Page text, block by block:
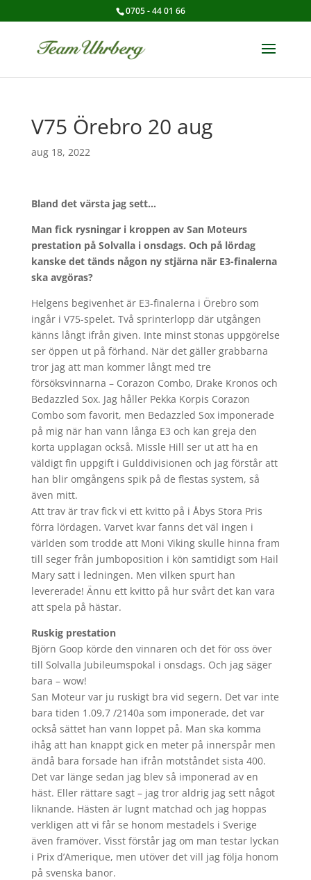
0705 - 44 01 66
V75 Örebro 20 aug
aug 18, 2022
Bland det värsta jag sett…
Man fick rysningar i kroppen av San Moteurs
prestation på Solvalla i onsdags. Och på lördag
kanske det tänds någon ny stjärna när E3-finalerna
ska avgöras?
Helgens begivenhet är E3-finalerna i Örebro som
ingår i V75-spelet. Två sprinterlopp där utgången
känns långt ifrån given. Inte minst stonas uppgörelse
ser öppen ut på förhand. När det gäller grabbarna
tror jag att man kommer långt med tre
försöksvinnarna – Corazon Combo, Drake Kronos och
Bedazzled Sox. Jag håller Pekka Korpis Corazon
Combo som favorit, men Bedazzled Sox imponerade
på mig när han vann långa E3 och kan greja den
korta upplagan också. Missle Hill ser ut att ha en
väldigt fin uppgift i Gulddivisionen och jag förstår att
han blir omgångens spik på de flestas system, så
även mitt.
Att trav är trav fick vi ett kvitto på i Åbys Stora Pris
förra lördagen. Varvet kvar fanns det väl ingen i
världen som trodde att Moni Viking skulle hinna fram
till seger från jumboposition i kön samtidigt som Hail
Mary satt i ledningen. Men vilken spurt han
levererade! Ännu ett kvitto på hur svårt det kan vara
att spela på hästar.
Ruskig prestation
Björn Goop körde den vinnaren och det för oss över
till Solvalla Jubileumspokal i onsdags. Och jag säger
bara – wow!
San Moteur var ju ruskigt bra vid segern. Det var inte
bara tiden 1.09,7 /2140a som imponerade, det var
också sättet han vann loppet på. Man ska komma
ihåg att han knappt gick en meter på innerspår men
ändå bara forsade han ifrån motståndet sista 400.
Det var länge sedan jag blev så imponerad av en
häst. Eller rättare sagt – jag tror aldrig jag sett något
liknande. Hästen är lugnt matchad och jag hoppas
verkligen att vi får se honom mestadels i Sverige
även framöver. Visst förstår jag om man testar lyckan
i Prix d’Amerique, men utöver det vill jag följa honom
på svenska banor.